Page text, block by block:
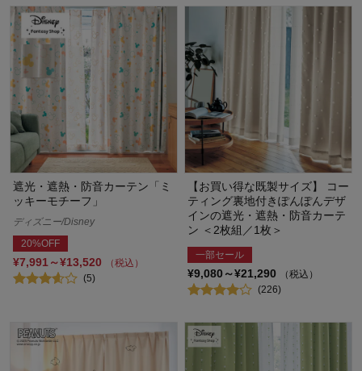
遮光・遮熱・防音カーテン「ミ
ッキーモチーフ」
ディズニー/Disney
20%OFF
¥7,991～¥13,520
（税込）
(5)
【お買い得な既製サイズ】 コー
ティング裏地付きぽんぽんデザ
インの遮光・遮熱・防音カーテ
ン ＜2枚組／1枚＞
一部セール
¥9,080～¥21,290
（税込）
(226)